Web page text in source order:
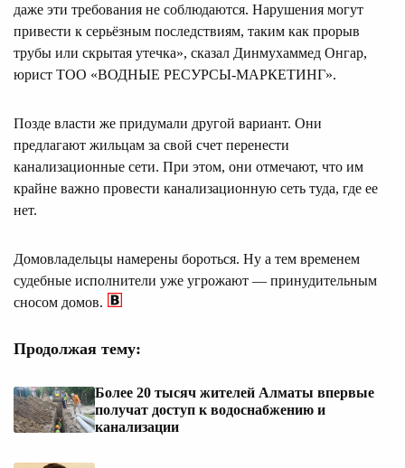
даже эти требования не соблюдаются. Нарушения могут
привести к серьёзным последствиям, таким как прорыв
трубы или скрытая утечка», сказал Динмухаммед Онгар,
юрист ТОО «ВОДНЫЕ РЕСУРСЫ-МАРКЕТИНГ».
Позде власти же придумали другой вариант. Они
предлагают жильцам за свой счет перенести
канализационные сети. При этом, они отмечают, что им
крайне важно провести канализационную сеть туда, где ее
нет.
Домовладельцы намерены бороться. Ну а тем временем
судебные исполнители уже угрожают — принудительным
сносом домов.
Продолжая тему:
Более 20 тысяч жителей Алматы впервые
получат доступ к водоснабжению и
канализации